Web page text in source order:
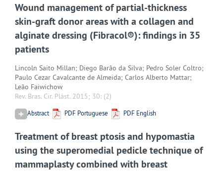
Wound management of partial-thickness
skin-graft donor areas with a collagen and
alginate dressing (Fibracol®): findings in 35
patients
Lincoln Saito Millan; Diego Barão da Silva; Pedro Soler Coltro;
Paulo Cezar Cavalcante de Almeida; Carlos Alberto Mattar;
Leão Faiwichow
Rev. Bras. Cir. Plást. 2015; 30: (2)
Abstract PDF Portuguese PDF English
Treatment of breast ptosis and hypomastia
using the superomedial pedicle technique of
mammaplasty combined with breast